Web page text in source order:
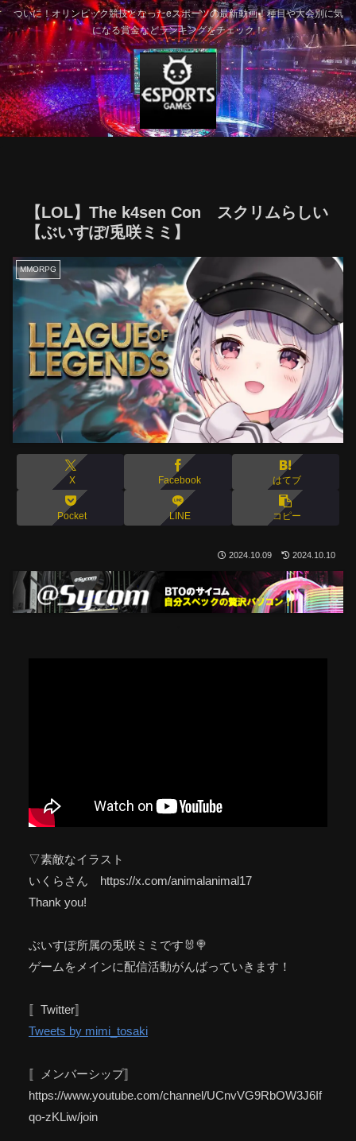
ついに！オリンピック競技となったeスポーツの最新動画！種目や大会別に気
になる賞金などランキングをチェック！
【LOL】The k4sen Con スクリムらしい
【ぶいすぽ/兎咲ミミ】
MMORPG
X Facebook はてブ
Pocket LINE コピー
2024.10.09 2024.10.10
▽素敵なイラスト
いくらさん https://x.com/animalanimal17
Thank you!
ぶいすぽ所属の兎咲ミミです🐰🍭
ゲームをメインに配信活動がんばっていきます！
〚Twitter〛
Tweets by mimi_tosaki
〚メンバーシップ〛
https://www.youtube.com/channel/UCnvVG9RbOW3J6If
qo-zKLiw/join